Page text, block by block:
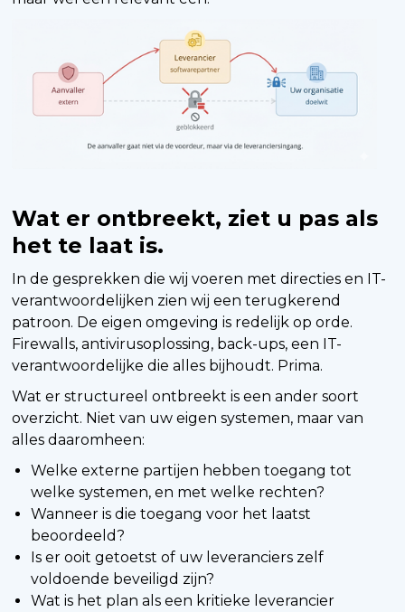
Wat er ontbreekt, ziet u pas als
het te laat is.
In de gesprekken die wij voeren met directies en IT-
verantwoordelijken zien wij een terugkerend
patroon. De eigen omgeving is redelijk op orde.
Firewalls, antivirusoplossing, back-ups, een IT-
verantwoordelijke die alles bijhoudt. Prima.
Wat er structureel ontbreekt is een ander soort
overzicht. Niet van uw eigen systemen, maar van
alles daaromheen:
Welke externe partijen hebben toegang tot
welke systemen, en met welke rechten?
Wanneer is die toegang voor het laatst
beoordeeld?
Is er ooit getoetst of uw leveranciers zelf
voldoende beveiligd zijn?
Wat is het plan als een kritieke leverancier